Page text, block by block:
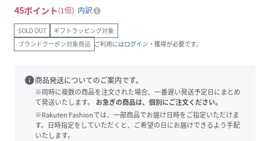
45ポイント 1倍 内訳
SOLD OUT
ギフトラッピング対象
ブランドクーポン対象商品 ご利用にはログイン ・獲得が必要です。
info商品発送についてのご案内です。
※同時に複数の商品を注文された場合、一番遅い発送予定日にまとめ
て発送いたします。
お急ぎの商品は、個別にご注文ください。
※Rakuten Fashionでは、一部商品でお届け日時をご指定いただけま
す。日時指定をしていただくと、ご希望の日にお届けできるよう手配
いたします。